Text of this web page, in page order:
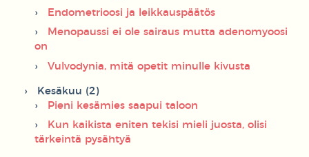
Endometrioosi ja leikkauspäätös
Menopaussi ei ole sairaus mutta adenomyoosi
on
Vulvodynia, mitä opetit minulle kivusta
Kesäkuu (2)
Pieni kesämies saapui taloon
Kun kaikista eniten tekisi mieli juosta, olisi
tärkeintä pysähtyä